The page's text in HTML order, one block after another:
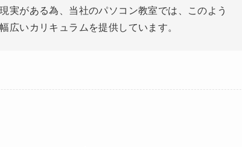
実がある為、当社のパソコン教室では、このよう
広いカリキュラムを提供しています。